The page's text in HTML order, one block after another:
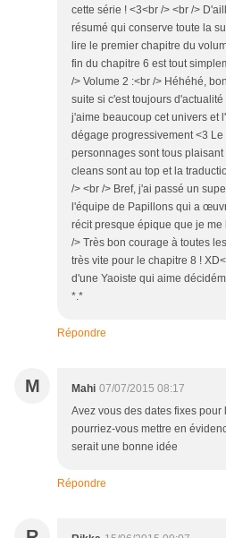
cette série ! <3<br /> <br />
résumé qui conserve toute la
lire le premier chapitre du
fin du chapitre 6 est tout
/> Volume 2 :<br /> Héhéhé,
suite si c'est toujours
j'aime beaucoup cet univers et
dégage progressivement <3
personnages sont tous
cleans sont au top et la
/> <br /> Bref, j'ai passé un
l'équipe de Papillons qui a
récit presque épique que je
/> Très bon courage à toutes
très vite pour le chapitre 8 !
d'une Yaoiste qui aime
*.*
Répondre
M Mahi 07/07/2015 08:17
Avez vous des dates fixes
pourriez-vous mettre en
serait une bonne idée
Répondre